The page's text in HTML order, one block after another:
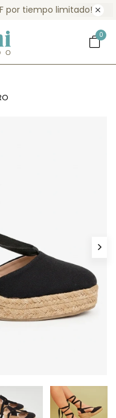
por tiempo limitado!
0